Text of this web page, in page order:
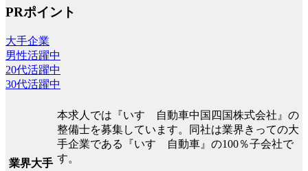
PRポイント
大手企業
男性活躍中
20代活躍中
30代活躍中
業界大手
本求人では『いすゞ自動車中国四国株式会社』の
整備士を募集しています。同社は業界きっての大
手企業である『いすゞ自動車』の100％子会社で
す。